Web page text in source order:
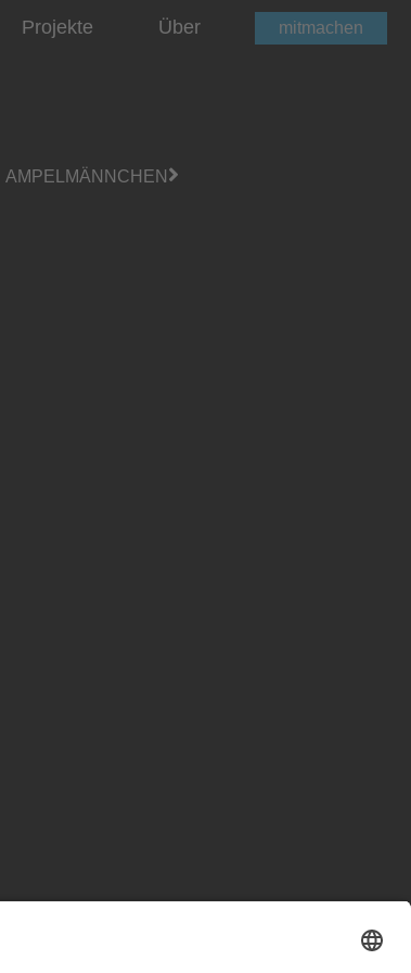
Projekte Über mitmachen
AMPELMÄNNCHEN